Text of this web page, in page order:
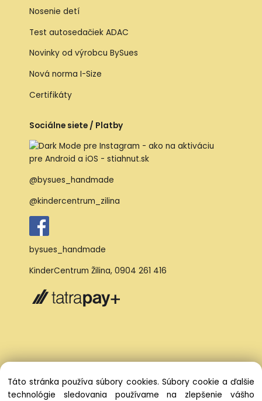
Nosenie detí
Test autosedačiek ADAC
Novinky od výrobcu BySues
Nová norma I-Size
Certifikáty
Sociálne siete / Platby
@bysues_handmade
@kindercentrum_zilina
bysues_handmade
KinderCentrum Žilina, 0904 261 416
Táto stránka používa súbory cookies. Súbory cookie a ďalšie
technológie sledovania používame na zlepšenie vášho